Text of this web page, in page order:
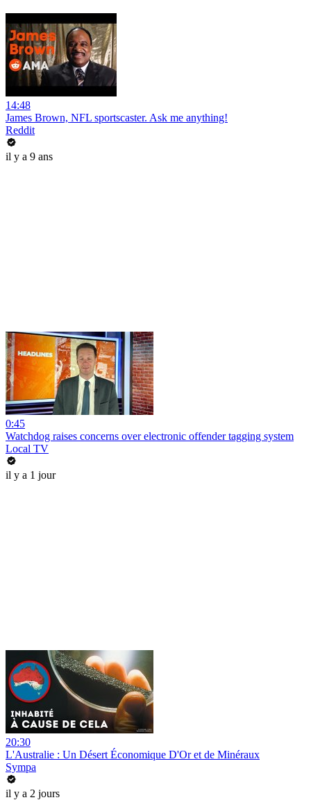
14:48
James Brown, NFL sportscaster. Ask me anything!
Reddit
il y a 9 ans
0:45
Watchdog raises concerns over electronic offender tagging system
Local TV
il y a 1 jour
20:30
L'Australie : Un Désert Économique D'Or et de Minéraux
Sympa
il y a 2 jours